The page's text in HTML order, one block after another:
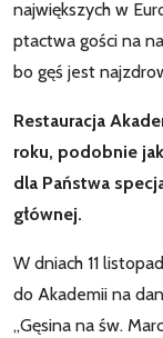
największych w
ptactwa gości na
bo gęś jest
Restauracja
roku, podobnie
dla Państwa
głównej.
W dniach 11
do Akademii na
„Gęsina na św.